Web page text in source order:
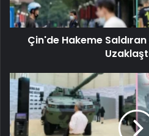
Çin'de Hakeme